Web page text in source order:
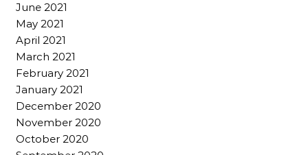
June 2021
May 2021
April 2021
March 2021
February 2021
January 2021
December 2020
November 2020
October 2020